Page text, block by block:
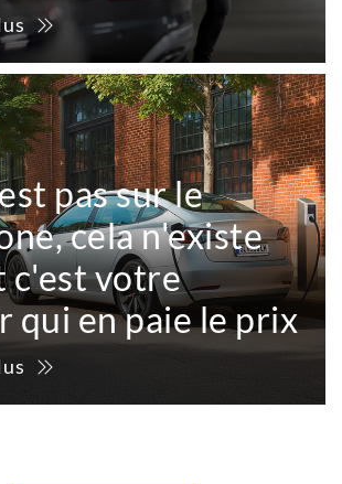
pas sur le
cela n'existe
c'est votre
en paie le prix